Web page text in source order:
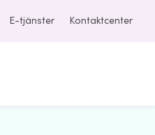
E-tjänster Kontaktcenter